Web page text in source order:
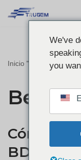
Inicio " Beidou
Beidou
Cómo las
BDS
We've
you